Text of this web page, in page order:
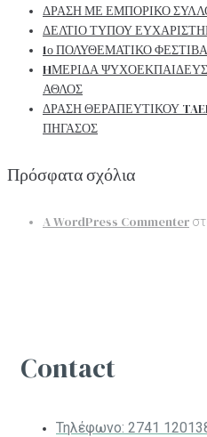
ΔΡΑΣΗ ΜΕ ΕΜΠΟΡΙΚΟ
ΔΕΛΤΙΟ ΤΥΠΟΥ
1ο ΠΟΛΥΘΕΜΑΤΙΚΟ
HΜΕΡΙΔΑ
ΑΘΛΟΣ
ΔΡΑΣΗ ΘΕΡΑΠΕΥΤΙΚΟΥ
ΠΗΓΑΣΟΣ
Πρόσφατα σχόλια
A WordPress Commenter
Contact
Τηλέφωνο: 2741